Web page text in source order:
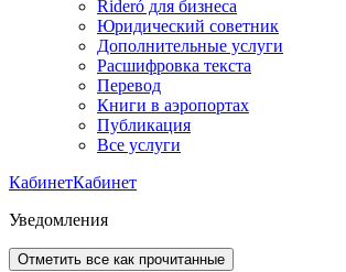
Rideró для бизнеса
Юридический советник
Дополнительные услуги
Расшифровка текста
Перевод
Книги в аэропортах
Публикация
Все услуги
КабинетКабинет
Уведомления
Отметить все как прочитанные